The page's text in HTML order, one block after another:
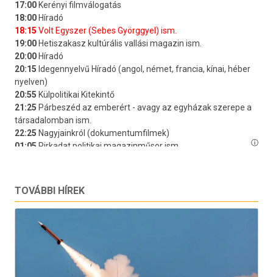
TOVÁBBI HÍREK